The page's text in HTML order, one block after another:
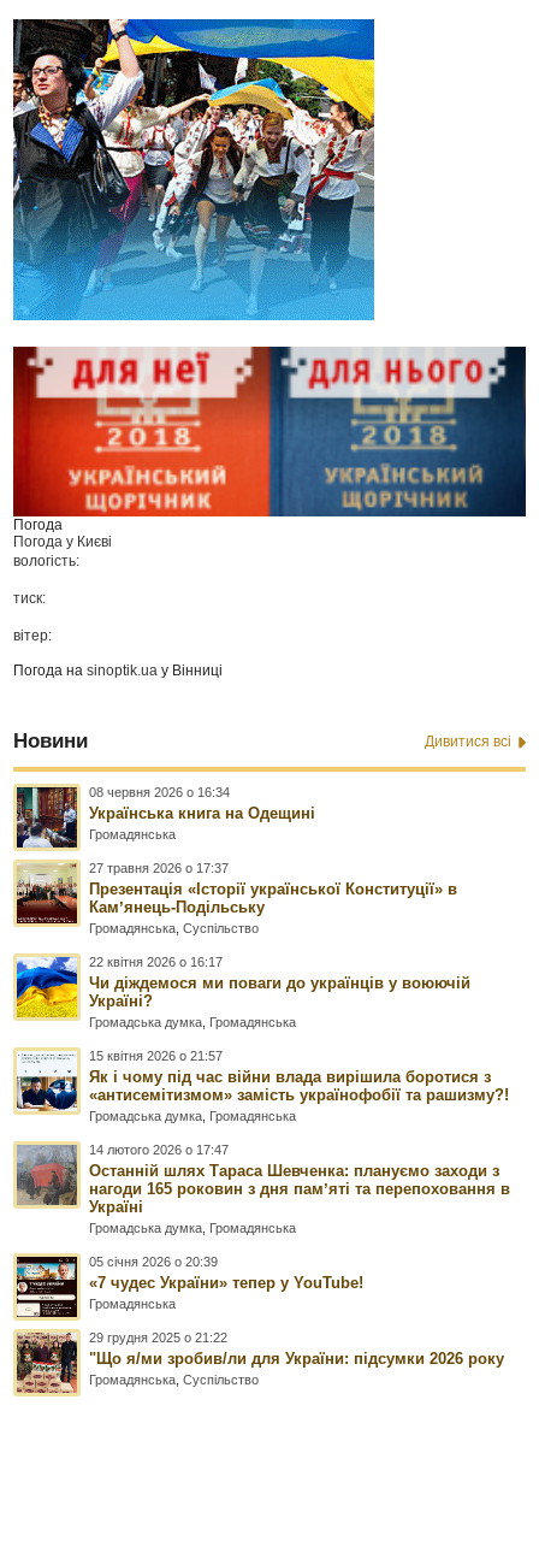
Погода
Погода у Києві
вологість:
тиск:
вітер:
Погода наsinoptik.ua у Вінниці
Новини Дивитися всі
08 червня 2026 о 16:34
Українська книга на Одещині
Громадянська
27 травня 2026 о 17:37
Презентація «Історії української Конституції» в
Камʼянець-Подільську
Громадянська ,Суспільство
22 квітня 2026 о 16:17
Чи діждемося ми поваги до українців у воюючій
Україні?
Громадська думка Громадянська
15 квітня 2026 о 21:57
Як і чому під час війни влада вирішила боротися з
«антисемітизмом» замість українофобії та рашизму?!
Громадська думка Громадянська
14 лютого 2026 о 17:47
Останній шлях Тараса Шевченка: плануємо заходи з
нагоди 165 роковин з дня памʼяті та перепоховання в
Україні
Громадська думка Громадянська
05 січня 2026 о 20:39
«7 чудес України» тепер у YouTube!
Громадянська
29 грудня 2025 о 21:22
"Що я/ми зробив/ли для України: підсумки 2026 року
Громадянська ,Суспільство